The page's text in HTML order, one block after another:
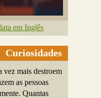
em Inglês
Curiosidades
vez mais destroem
as pessoas
Quantas